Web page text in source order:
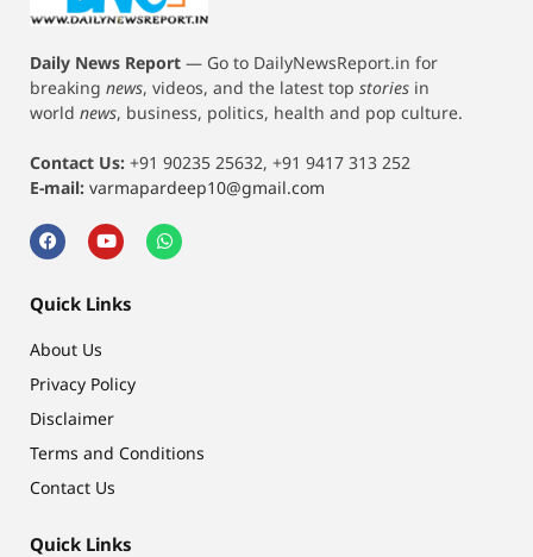
Daily News Report — Go to DailyNewsReport.in for
breaking news, videos, and the latest top stories in
world news, business, politics, health and pop culture.
Contact Us: +91 90235 25632, +91 9417 313 252
E-mail: varmapardeep10@gmail.com
Quick Links
About Us
Privacy Policy
Disclaimer
Terms and Conditions
Contact Us
Quick Links